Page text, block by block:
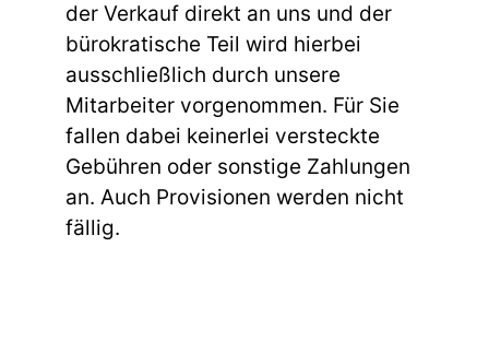
der Verkauf direkt an uns und der
bürokratische Teil wird hierbei
ausschließlich durch unsere
Mitarbeiter vorgenommen. Für Sie
fallen dabei keinerlei versteckte
Gebühren oder sonstige Zahlungen
an. Auch Provisionen werden nicht
fällig.